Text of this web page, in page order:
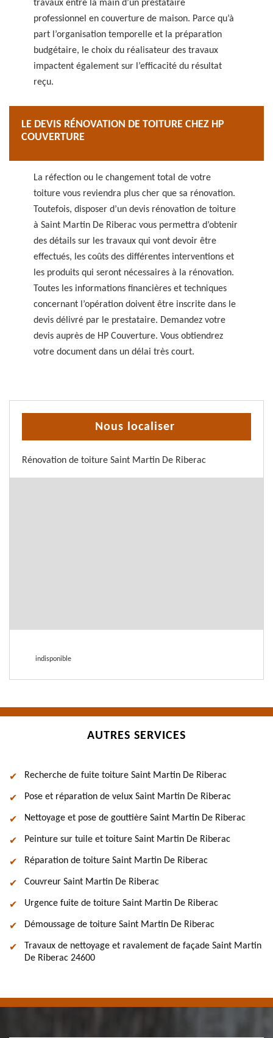
travaux entre la main d’un prestataire
professionnel en couverture de maison. Parce qu’à
part l’organisation temporelle et la préparation
budgétaire, le choix du réalisateur des travaux
impactent également sur l’efficacité du résultat
reçu.
LE DEVIS RÉNOVATION DE TOITURE CHEZ HP
COUVERTURE
La réfection ou le changement total de votre
toiture vous reviendra plus cher que sa rénovation.
Toutefois, disposer d’un devis rénovation de toiture
à Saint Martin De Riberac vous permettra d’obtenir
des détails sur les travaux qui vont devoir être
effectués, les coûts des différentes interventions et
les produits qui seront nécessaires à la rénovation.
Toutes les informations financières et techniques
concernant l’opération doivent être inscrite dans le
devis délivré par le prestataire. Demandez votre
devis auprès de HP Couverture. Vous obtiendrez
votre document dans un délai très court.
Nous localiser
Rénovation de toiture Saint Martin De Riberac
indisponible
AUTRES SERVICES
Recherche de fuite toiture Saint Martin De Riberac
Pose et réparation de velux Saint Martin De Riberac
Nettoyage et pose de gouttière Saint Martin De Riberac
Peinture sur tuile et toiture Saint Martin De Riberac
Réparation de toiture Saint Martin De Riberac
Couvreur Saint Martin De Riberac
Urgence fuite de toiture Saint Martin De Riberac
Démoussage de toiture Saint Martin De Riberac
Travaux de nettoyage et ravalement de façade Saint Martin
De Riberac 24600